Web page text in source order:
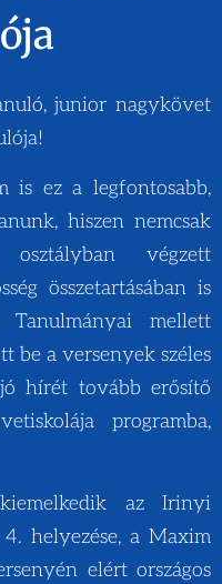
junior nagykövet
is ez a legfontosabb,
hiszen nemcsak
végzett
összetartásában is
Tanulmányai mellett
be a versenyek széles
hírét tovább erősítő
programba,
az Irinyi
helyezése, a Maxim
elért országos